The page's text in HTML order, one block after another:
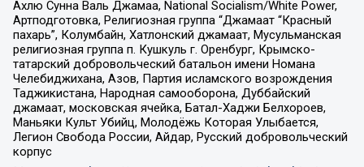
Ахлю Сунна Валь Джамаа, National Socialism/White Power,
Артподготовка, Религиозная группа “Джамаат “Красный
пахарь”, Колумбайн, Хатлонский джамаат, Мусульманская
религиозная группа п. Кушкуль г. Оренбург, Крымско-
татарский добровольческий батальон имени Номана
Челебиджихана, Азов, Партия исламского возрождения
Таджикистана, Народная самооборона, Дуббайский
джамаат, московская ячейка, Батал-Хаджи Белхороев,
Маньяки Культ Убийц, Молодёжь Которая Улыбается,
Легион Свобода России, Айдар, Русский добровольческий
корпус